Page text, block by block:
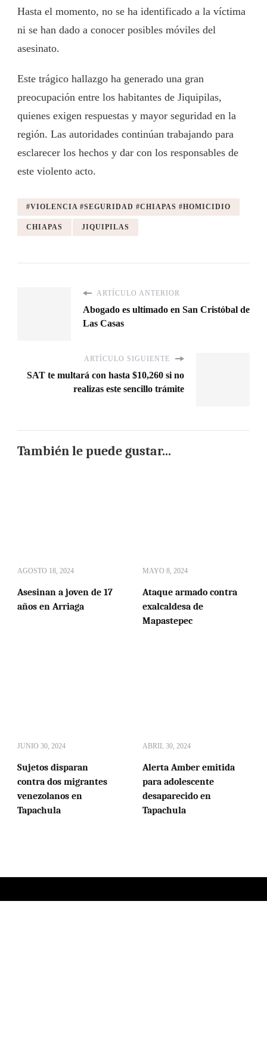
Hasta el momento, no se ha identificado a la víctima
ni se han dado a conocer posibles móviles del
asesinato.
Este trágico hallazgo ha generado una gran
preocupación entre los habitantes de Jiquipilas,
quienes exigen respuestas y mayor seguridad en la
región. Las autoridades continúan trabajando para
esclarecer los hechos y dar con los responsables de
este violento acto.
#VIOLENCIA #SEGURIDAD #CHIAPAS #HOMICIDIO
CHIAPAS JIQUIPILAS
ARTÍCULO ANTERIOR
Abogado es ultimado en San Cristóbal de
Las Casas
ARTÍCULO SIGUIENTE
SAT te multará con hasta $10,260 si no
realizas este sencillo trámite
También le puede gustar...
AGOSTO 18, 2024
Asesinan a joven de 17
años en Arriaga
MAYO 8, 2024
Ataque armado contra
exalcaldesa de
Mapastepec
JUNIO 30, 2024
Sujetos disparan
contra dos migrantes
venezolanos en
Tapachula
ABRIL 30, 2024
Alerta Amber emitida
para adolescente
desaparecido en
Tapachula